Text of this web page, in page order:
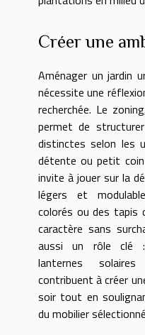
Créer une
Aménager un jardin
nécessite une
recherchée. Le
permet de
distinctes selon les
détente ou petit
invite à jouer sur la
légers et
colorés ou des tapis
caractère sans
aussi un rôle clé :
lanternes
contribuent à créer
soir tout en
du mobilier